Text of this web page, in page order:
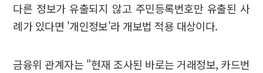
다른 정보가 유출되지 않고 주민등록번호만 유출된 사
례가 있다면 '개인정보'라 개보법 적용 대상이다.
금융위 관계자는 "현재 조사된 바로는 거래정보, 카드번